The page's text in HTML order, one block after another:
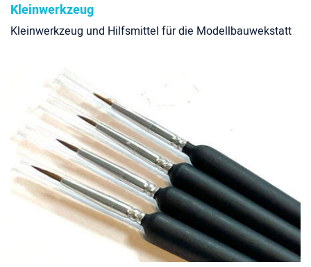
Kleinwerkzeug
Kleinwerkzeug und Hilfsmittel für die Modellbauwekstatt